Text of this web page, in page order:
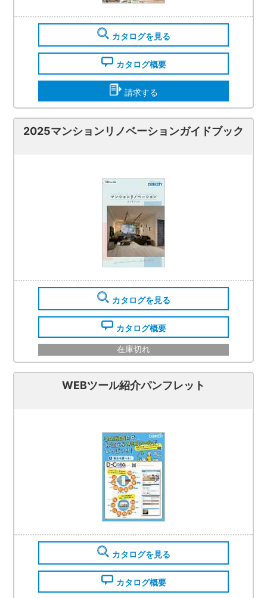
カタログを見る
カタログ概要
請求する
2025マンションリノベーションガイドブック
カタログを見る
カタログ概要
在庫切れ
WEBツール紹介パンフレット
カタログを見る
カタログ概要